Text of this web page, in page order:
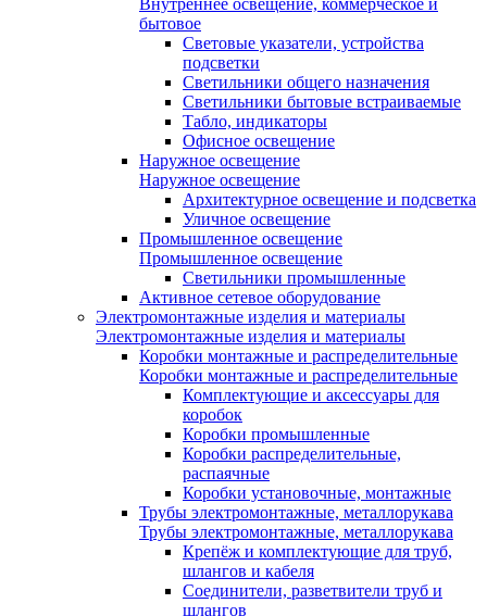
Внутреннее освещение, коммерческое и
бытовое
Световые указатели, устройства
подсветки
Светильники общего назначения
Светильники бытовые встраиваемые
Табло, индикаторы
Офисное освещение
Наружное освещение
Наружное освещение
Архитектурное освещение и подсветка
Уличное освещение
Промышленное освещение
Промышленное освещение
Светильники промышленные
Активное сетевое оборудование
Электромонтажные изделия и материалы
Электромонтажные изделия и материалы
Коробки монтажные и распределительные
Коробки монтажные и распределительные
Комплектующие и аксессуары для
коробок
Коробки промышленные
Коробки распределительные,
распаячные
Коробки установочные, монтажные
Трубы электромонтажные, металлорукава
Трубы электромонтажные, металлорукава
Крепёж и комплектующие для труб,
шлангов и кабеля
Соединители, разветвители труб и
шлангов